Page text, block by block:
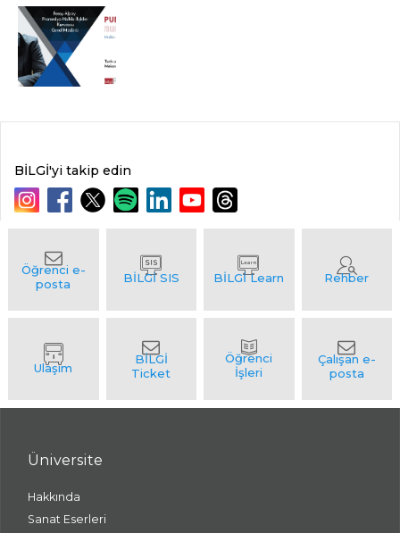
BİLGİ'yi takip edin
Üniversite
Hakkında
Sanat Eserleri